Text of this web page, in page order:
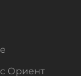
Ориент